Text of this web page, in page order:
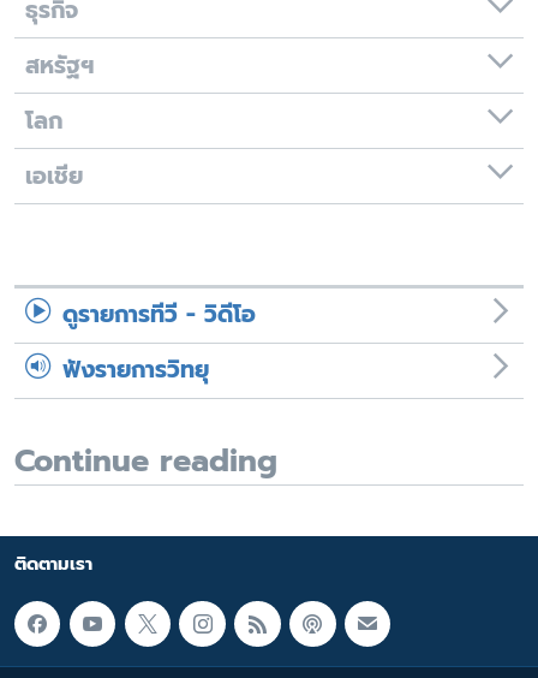
ธุรกิจ
สหรัฐฯ
โลก
เอเชีย
ดูรายการทีวี - วิดีโอ
ฟังรายการวิทยุ
Continue reading
ติดตามเรา